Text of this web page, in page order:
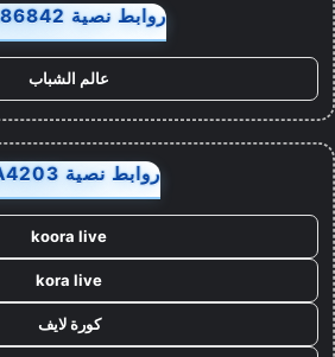
روابط نصية AA86842
عالم الشباب
روابط نصية AA4203
koora live
kora live
كورة لايف